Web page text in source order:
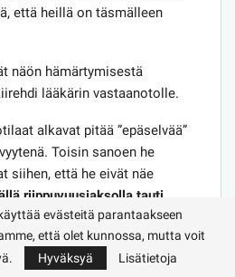
että heillä on täsmälleen
näön hämärtymisestä
lääkärin vastaanotolle.
alkavat pitää ”epäselvää”
Toisin sanoen he
siihen, että he eivät näe
riippuvuusjaksolla tauti
jos potilas kärsii
tai hyperopiasta.
evästeitä parantaakseen
että olet kunnossa, mutta voit
Hyväksyä Lisätietoja